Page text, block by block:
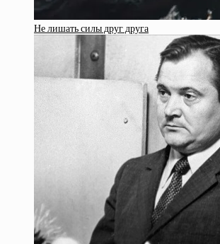
Не лишать силы друг друга